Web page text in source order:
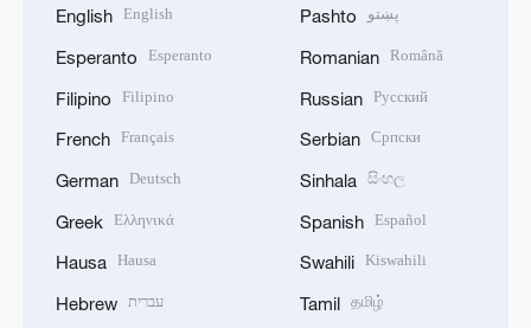
English English
Esperanto Esperanto
Filipino Filipino
French Français
German Deutsch
Greek Ελληνικά
Hausa Hausa
Hebrew עברית
Pashto پښتو
Romanian Română
Russian Русский
Serbian Српски
Sinhala සිංහල
Spanish Español
Swahili Kiswahili
Tamil தமிழ்